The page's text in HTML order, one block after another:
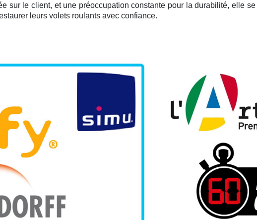
sur le client, et une préoccupation constante pour la durabilité, elle
leurs volets roulants avec confiance.